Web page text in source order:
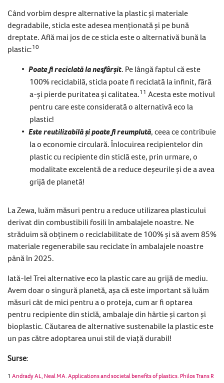
Când vorbim despre alternative la plastic și materiale
degradabile, sticla este adesea menționată și pe bună
dreptate. Află mai jos de ce sticla este o alternativă bună la
plastic:10
Poate fi reciclată la nesfârșit. Pe lângă faptul că este
100% reciclabilă, sticla poate fi reciclată la infinit, fără
a-și pierde puritatea și calitatea.1 1 Acesta este motivul
pentru care este considerată o alternativă eco la
plastic!
Este reutilizabilă și poate fi reumplută, ceea ce contribuie
la o economie circulară. Înlocuirea recipientelor din
plastic cu recipiente din sticlă este, prin urmare, o
modalitate excelentă de a reduce deșeurile și de a avea
grijă de planetă!
La Zewa, luăm măsuri pentru a reduce utilizarea plasticului
derivat din combustibili fosili în ambalajele noastre. Ne
străduim să obținem o reciclabilitate de 100% și să avem 85%
materiale regenerabile sau reciclate în ambalajele noastre
până în 2025.
Iată-le! Trei alternative eco la plastic care au grijă de mediu.
Avem doar o singură planetă, așa că este important să luăm
măsuri cât de mici pentru a o proteja, cum ar fi optarea
pentru recipiente din sticlă, ambalaje din hârtie și carton și
bioplastic. Căutarea de alternative sustenabile la plastic este
un pas către adoptarea unui stil de viață durabil!
Surse:
1 Andrady AL, Neal MA. Applications and societal benefits of plastics. Philos Trans R